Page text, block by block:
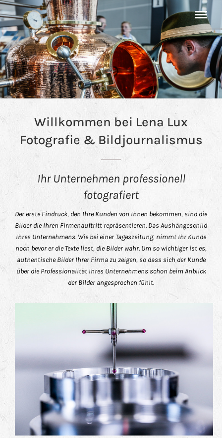
Willkommen bei Lena Lux
Fotografie & Bildjournalismus
Ihr Unternehmen professionell
fotografiert
Der erste Eindruck, den Ihre Kunden von Ihnen bekommen, sind die
Bilder die Ihren Firmenauftritt repräsentieren. Das Aushängeschild
Ihres Unternehmens. Wie bei einer Tageszeitung, nimmt Ihr Kunde
noch bevor er die Texte liest, die Bilder wahr. Um so wichtiger ist es,
authentische Bilder Ihrer Firma zu zeigen, so dass sich der Kunde
über die Professionalität Ihres Unternehmens schon beim Anblick
der Bilder angesprochen fühlt.